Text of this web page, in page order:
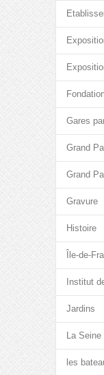
Gares
Grand
Grand
Gravure
Histoire
Île-de-
Institut
Jardins
La
les